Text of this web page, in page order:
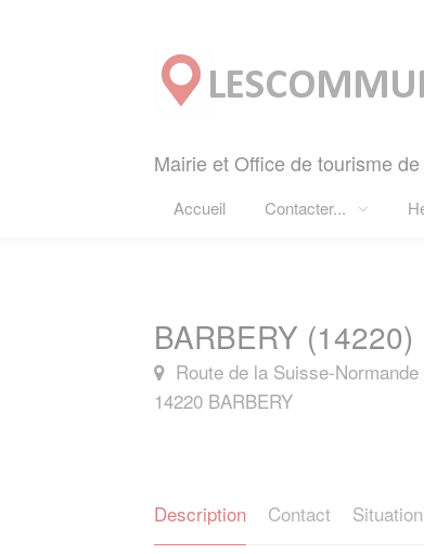
Mairie et Office de tourisme
Accueil Contacter...
BARBERY (14220)
Route de la Suisse-Normande
14220 BARBERY
Description Contact Situation